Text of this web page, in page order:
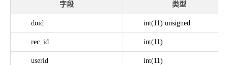
字段 类型
doid int(11) unsigned
rec_id int(11)
userid int(11)